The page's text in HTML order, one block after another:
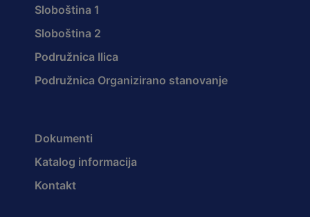
Sloboština 1
Sloboština 2
Podružnica Ilica
Podružnica Organizirano stanovanje
Dokumenti
Katalog informacija
Kontakt